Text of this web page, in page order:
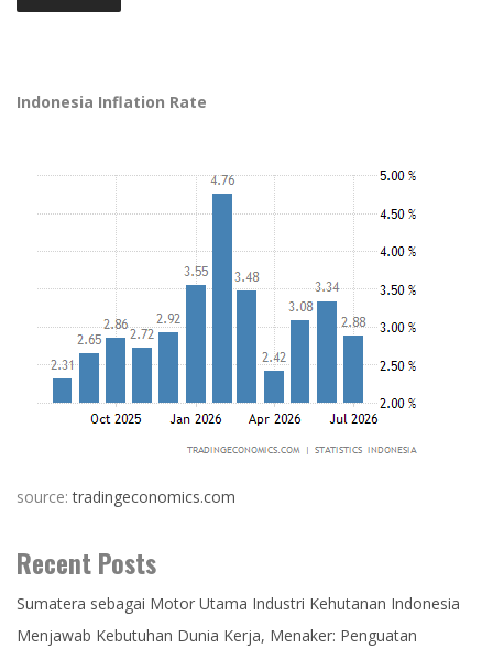
Indonesia Inflation Rate
source:tradingeconomics.com
Recent Posts
Sumatera sebagai Motor Utama Industri Kehutanan Indonesia
Menjawab Kebutuhan Dunia Kerja, Menaker: Penguatan